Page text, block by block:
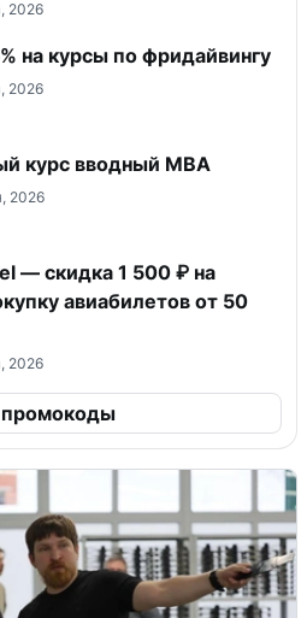
2026
на курсы по фридайвингу
2026
курс вводный МВА
2026
— скидка 1 500 ₽ на
авиабилетов от 50
2026